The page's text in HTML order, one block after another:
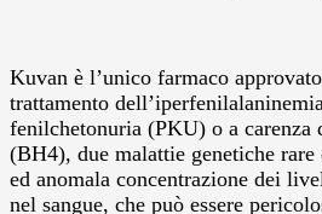
Kuvan è l’unico farmaco
trattamento
fenilchetonuria (PKU) o a carenza
(BH4), due malattie genetiche rare
ed anomala concentrazione dei
nel sangue, che può essere